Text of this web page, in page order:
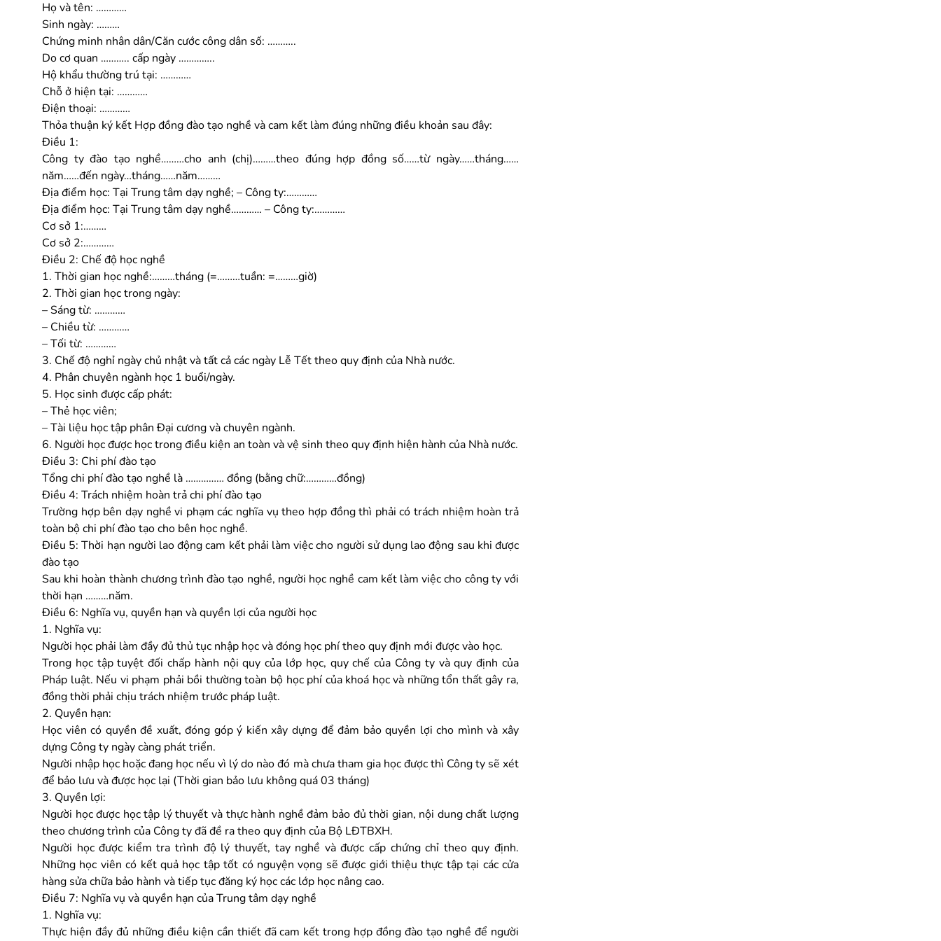
Họ và tên: …………
Sinh ngày: ………
Chứng minh nhân dân/Căn cước công dân số: ………..
Do cơ quan ……….. cấp ngày …………..
Hộ khẩu thường trú tại: …………
Chỗ ở hiện tại: …………
Điện thoại: …………
Thỏa thuận ký kết Hợp đồng đào tạo nghề và cam kết làm đúng những điều khoản sau đây:
Điều 1:
Công ty đào tạo nghề………cho anh (chị)………theo đúng hợp đồng số……từ ngày……tháng……
năm……đến ngày…tháng……năm………
Địa điểm học: Tại Trung tâm dạy nghề; – Công ty:…………
Địa điểm học: Tại Trung tâm dạy nghề………… – Công ty:…………
Cơ sở 1:………
Cơ sở 2:…………
Điều 2: Chế độ học nghề
1. Thời gian học nghề:………tháng (=………tuần: =………giờ)
2. Thời gian học trong ngày:
– Sáng từ: …………
– Chiều từ: …………
– Tối từ: …………
3. Chế độ nghỉ ngày chủ nhật và tất cả các ngày Lễ Tết theo quy định của Nhà nước.
4. Phân chuyên ngành học 1 buổi/ngày.
5. Học sinh được cấp phát:
– Thẻ học viên;
– Tài liệu học tập phân Đại cương và chuyên ngành.
6. Người học được học trong điều kiện an toàn và vệ sinh theo quy định hiện hành của Nhà nước.
Điều 3: Chi phí đào tạo
Tổng chi phí đào tạo nghề là …………… đồng (bằng chữ:…………đồng)
Điều 4: Trách nhiệm hoàn trả chi phí đào tạo
Trường hợp bên dạy nghề vi phạm các nghĩa vụ theo hợp đồng thì phải có trách nhiệm hoàn trả
toàn bộ chi phí đào tạo cho bên học nghề.
Điều 5: Thời hạn người lao động cam kết phải làm việc cho người sử dụng lao động sau khi được
đào tạo
Sau khi hoàn thành chương trình đào tạo nghề, người học nghề cam kết làm việc cho công ty với
thời hạn ………năm.
Điều 6: Nghĩa vụ, quyền hạn và quyền lợi của người học
1. Nghĩa vụ:
Người học phải làm đầy đủ thủ tục nhập học và đóng học phí theo quy định mới được vào học.
Trong học tập tuyệt đối chấp hành nội quy của lớp học, quy chế của Công ty và quy định của
Pháp luật. Nếu vi phạm phải bồi thường toàn bộ học phí của khoá học và những tổn thất gây ra,
đồng thời phải chịu trách nhiệm trước pháp luật.
2. Quyền hạn:
Học viên có quyền đề xuất, đóng góp ý kiến xây dựng để đảm bảo quyền lợi cho mình và xây
dựng Công ty ngày càng phát triển.
Người nhập học hoặc đang học nếu vì lý do nào đó mà chưa tham gia học được thì Công ty sẽ xét
để bảo lưu và được học lại (Thời gian bảo lưu không quá 03 tháng)
3. Quyền lợi:
Người học được học tập lý thuyết và thực hành nghề đảm bảo đủ thời gian, nội dung chất lượng
theo chương trình của Công ty đã đề ra theo quy định của Bộ LĐTBXH.
Người học được kiểm tra trình độ lý thuyết, tay nghề và được cấp chứng chỉ theo quy định.
Những học viên có kết quả học tập tốt có nguyện vọng sẽ được giới thiệu thực tập tại các cửa
hàng sửa chữa bảo hành và tiếp tục đăng ký học các lớp học nâng cao.
Điều 7: Nghĩa vụ và quyền hạn của Trung tâm dạy nghề
1. Nghĩa vụ:
Thực hiện đầy đủ những điều kiện cần thiết đã cam kết trong hợp đồng đào tạo nghề để người